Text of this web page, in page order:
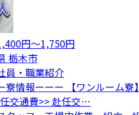
円〜1,750円
栃木市
員・職業紹介
寮情報ーーー 【ワンル
交通費>> 赴任交…